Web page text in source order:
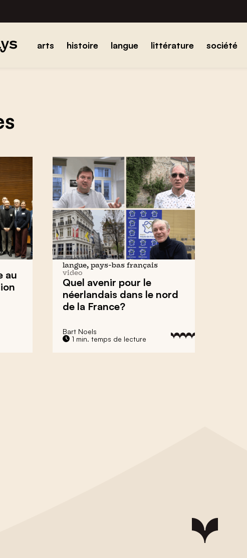
arts histoire langue littérature société
au
langue, pays-bas français
video
Quel avenir pour le
néerlandais dans le nord
de la France?
Bart Noels
1 min. temps de lecture